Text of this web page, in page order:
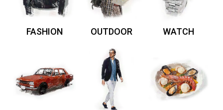
FASHION OUTDOOR WATCH